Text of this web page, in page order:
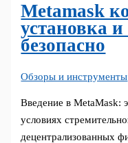
Metamask
установка
безопасно
Обзоры и инструменты
Введение в MetaMask:
условиях
децентрализованных